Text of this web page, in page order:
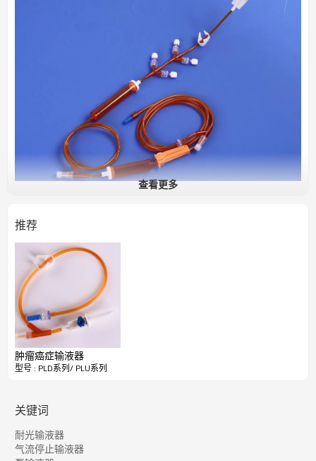
查看更多
推荐
肿瘤癌症输液器
型号 : PLD系列/ PLU系列
关键词
耐光输液器
气流停止输液器